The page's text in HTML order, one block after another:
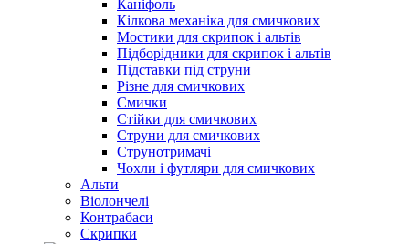
Каніфоль
Кілкова механіка для смичкових
Мостики для скрипок і альтів
Підборiдники для скрипок і альтів
Підставки під струни
Різне для смичкових
Смички
Стійки для смичкових
Струни для смичкових
Струнотримачі
Чохли і футляри для смичкових
Альти
Віолончелі
Контрабаси
Скрипки